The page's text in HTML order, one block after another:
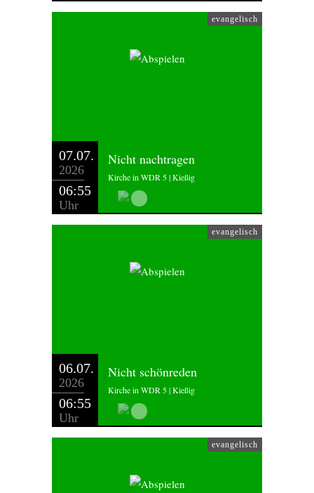
evangelisch
07.07.
2026
06:55
Uhr
Nicht nachtragen
Kirche in WDR 5 | Kießig
evangelisch
06.07.
2026
06:55
Uhr
Nicht schönreden
Kirche in WDR 5 | Kießig
evangelisch